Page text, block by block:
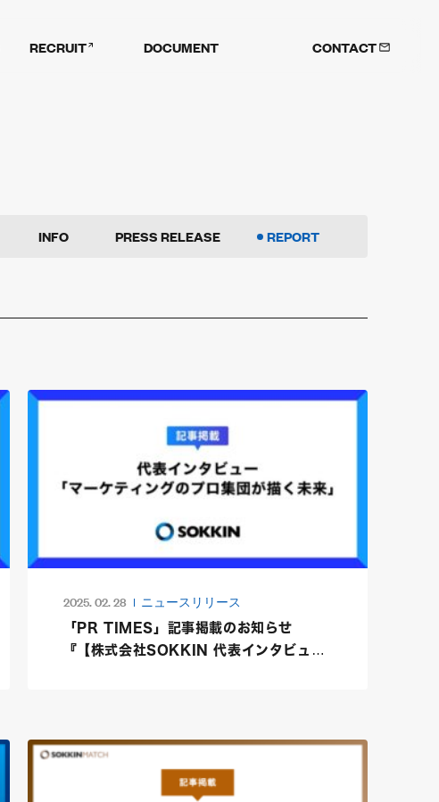
RECRUIT DOCUMENT CONTACT
INFO PRESS RELEASE REPORT
2025. 02. 28 ニュースリリース
「PR TIMES」記事掲載のお知らせ
『【株式会社SOKKIN 代表インタビュ